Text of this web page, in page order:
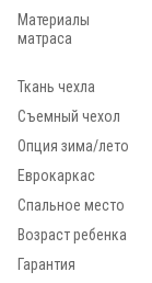
Материалы
матраса
Ткань чехла
Съемный чехол
Опция зима/лето
Еврокаркас
Спальное место
Возраст ребенка
Гарантия